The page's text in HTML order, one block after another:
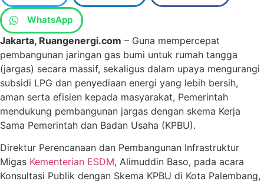
WhatsApp
Jakarta, Ruangenergi.com – Guna mempercepat
pembangunan jaringan gas bumi untuk rumah tangga
(jargas) secara massif, sekaligus dalam upaya mengurangi
subsidi LPG dan penyediaan energi yang lebih bersih,
aman serta efisien kepada masyarakat, Pemerintah
mendukung pembangunan jargas dengan skema Kerja
Sama Pemerintah dan Badan Usaha (KPBU).
Direktur Perencanaan dan Pembangunan Infrastruktur
Migas Kementerian ESDM, Alimuddin Baso, pada acara
Konsultasi Publik dengan Skema KPBU di Kota Palembang,